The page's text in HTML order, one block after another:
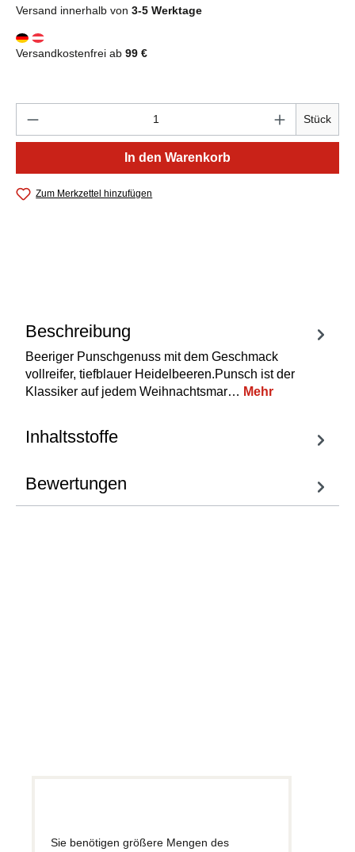
Versand innerhalb von 3-5 Werktage
Versandkostenfrei ab 99 €
Produkt Anzahl: Gib den gewünschtenStück
In den Warenkorb
Zum Merkzettel hinzufügen
Beschreibung
Beeriger Punschgenuss mit dem Geschmack
vollreifer, tiefblauer Heidelbeeren.Punsch ist der
Klassiker auf jedem Weihnachtsmar… Mehr
Inhaltsstoffe
Bewertungen
Sie benötigen größere Mengen des